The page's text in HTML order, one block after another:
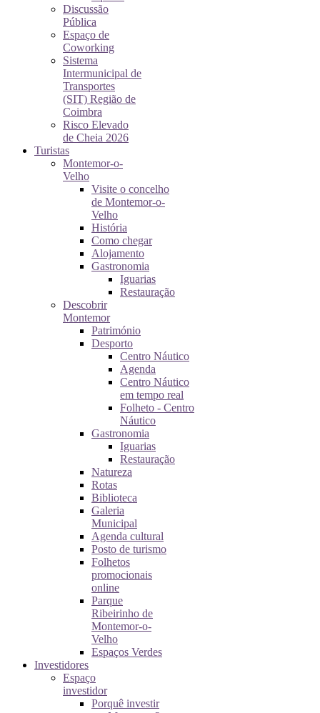
Discussão
Pública
Espaço de
Coworking
Sistema
Intermunicipal de
Transportes
(SIT) Região de
Coimbra
Risco Elevado
de Cheia 2026
Turistas
Montemor-o-
Velho
Visite o concelho
de Montemor-o-
Velho
História
Como chegar
Alojamento
Gastronomia
Iguarias
Restauração
Descobrir
Montemor
Património
Desporto
Centro Náutico
Agenda
Centro Náutico
em tempo real
Folheto - Centro
Náutico
Gastronomia
Iguarias
Restauração
Natureza
Rotas
Biblioteca
Galeria
Municipal
Agenda cultural
Posto de turismo
Folhetos
promocionais
online
Parque
Ribeirinho de
Montemor-o-
Velho
Espaços Verdes
Investidores
Espaço
investidor
Porquê investir